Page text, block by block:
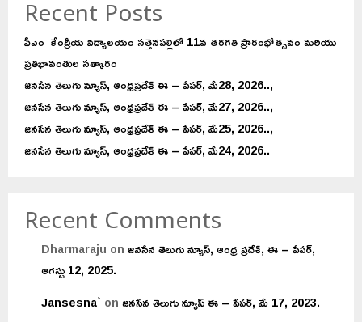
Recent Posts
పీఎం కేంద్రీయ విద్యాలయం సత్తెనపల్లిలో 11వ తరగతి ప్రారంభోత్సవం మరియు
ప్రతిభావంతుల సత్కారం
జనసేన తెలుగు న్యూస్, ఆంధ్రప్రదేశ్ ఈ – పేపర్, మే28, 2026..,
జనసేన తెలుగు న్యూస్, ఆంధ్రప్రదేశ్ ఈ – పేపర్, మే27, 2026..,
జనసేన తెలుగు న్యూస్, ఆంధ్రప్రదేశ్ ఈ – పేపర్, మే25, 2026..,
జనసేన తెలుగు న్యూస్, ఆంధ్రప్రదేశ్ ఈ – పేపర్, మే24, 2026..
Recent Comments
Dharmaraju onజనసేన తెలుగు న్యూస్, ఆంధ్ర ప్రదేశ్, ఈ – పేపర్,
ఆగస్టు 12, 2025.
Jansesna`onజనసేన తెలుగు న్యూస్ ఈ – పేపర్, మే 17, 2023.